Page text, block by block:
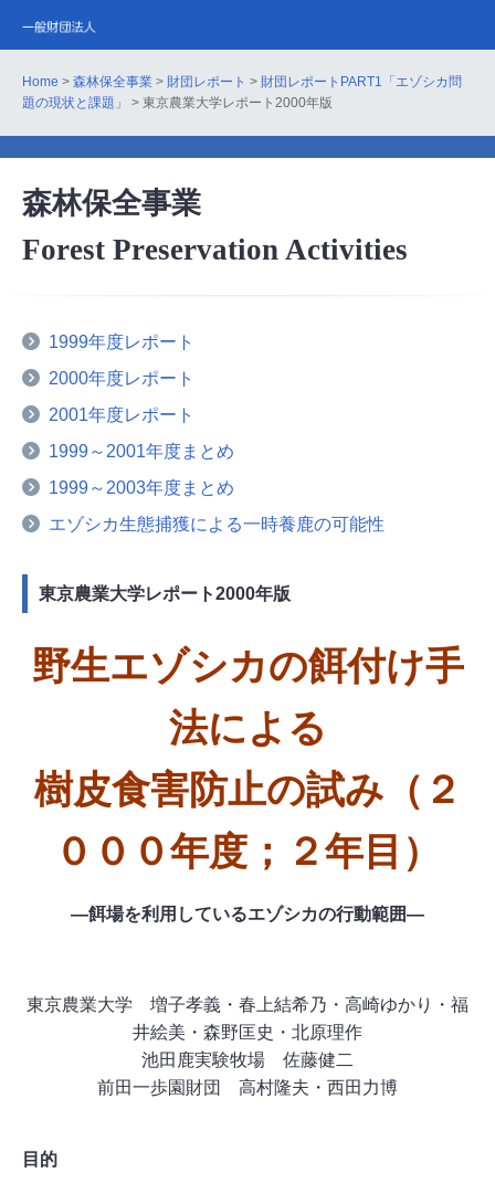
Home > 森林保全事業 > 財団レポート > 財団レポートPART1「エゾシカ問
題の現状と課題」
> 東京農業大学レポート2000年版
森林保全事業
Forest Preservation Activities
1999年度レポート
2000年度レポート
2001年度レポート
1999～2001年度まとめ
1999～2003年度まとめ
エゾシカ生態捕獲による一時養鹿の可能性
東京農業大学レポート2000年版
野生エゾシカの餌付け手
法による
樹皮食害防止の試み（２
０００年度；２年目）
―餌場を利用しているエゾシカの行動範囲―
東京農業大学 増子孝義・春上結希乃・高崎ゆかり・福
井絵美・森野匡史・北原理作
池田鹿実験牧場 佐藤健二
前田一歩園財団 高村隆夫・西田力博
目的